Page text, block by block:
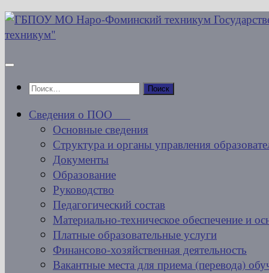
Перейти
к
Найти:
Сведения о ПОО
Основные сведения
Структура и органы управления
Документы
Образование
Руководство
Педагогический состав
Материально-техническое обеспечение и
Платные образовательные услуги
Финансово-хозяйственная деятельность
Вакантные места для приема (перевода)